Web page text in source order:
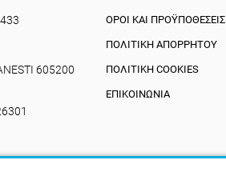
605200
Bacău,
ΟΡΟΙ ΚΑΙ ΠΡΟΫΠΟΘΈΣΕΙΣ
ΠΟΛΙΤΙΚΉ ΑΠΟΡΡΉΤΟΥ
ΠΟΛΙΤΙΚΉ COOKIES
ΕΠΙΚΟΙΝΩΝΊΑ